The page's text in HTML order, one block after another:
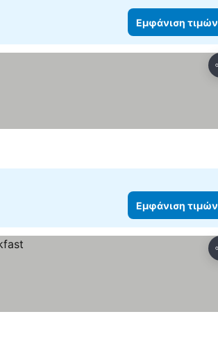
Εμφάνιση τιμών
Εμφάνιση τιμών